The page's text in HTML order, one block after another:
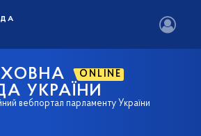
ONLINE
УКРАЇНИ
вебпортал парламенту України